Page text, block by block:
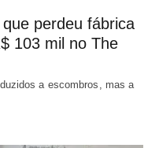
perdeu fábrica
103 mil no The
a escombros, mas a